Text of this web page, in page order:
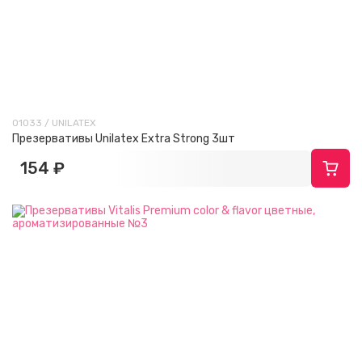
01033 / UNILATEX
Презервативы Unilatex Extra Strong 3шт
154 ₽